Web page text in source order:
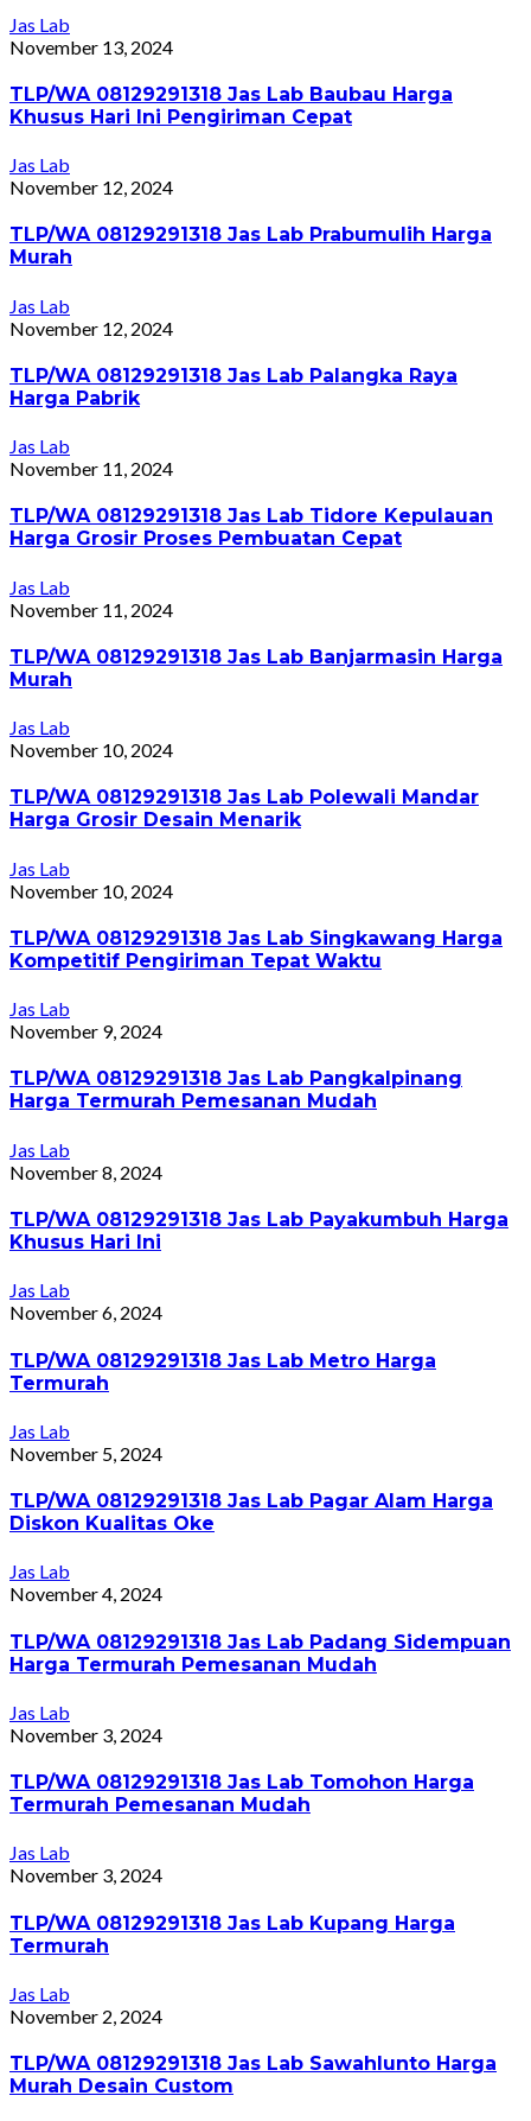
Jas Lab
November 13, 2024
TLP/WA 08129291318 Jas Lab Baubau Harga
Khusus Hari Ini Pengiriman Cepat
Jas Lab
November 12, 2024
TLP/WA 08129291318 Jas Lab Prabumulih Harga
Murah
Jas Lab
November 12, 2024
TLP/WA 08129291318 Jas Lab Palangka Raya
Harga Pabrik
Jas Lab
November 11, 2024
TLP/WA 08129291318 Jas Lab Tidore Kepulauan
Harga Grosir Proses Pembuatan Cepat
Jas Lab
November 11, 2024
TLP/WA 08129291318 Jas Lab Banjarmasin Harga
Murah
Jas Lab
November 10, 2024
TLP/WA 08129291318 Jas Lab Polewali Mandar
Harga Grosir Desain Menarik
Jas Lab
November 10, 2024
TLP/WA 08129291318 Jas Lab Singkawang Harga
Kompetitif Pengiriman Tepat Waktu
Jas Lab
November 9, 2024
TLP/WA 08129291318 Jas Lab Pangkalpinang
Harga Termurah Pemesanan Mudah
Jas Lab
November 8, 2024
TLP/WA 08129291318 Jas Lab Payakumbuh Harga
Khusus Hari Ini
Jas Lab
November 6, 2024
TLP/WA 08129291318 Jas Lab Metro Harga
Termurah
Jas Lab
November 5, 2024
TLP/WA 08129291318 Jas Lab Pagar Alam Harga
Diskon Kualitas Oke
Jas Lab
November 4, 2024
TLP/WA 08129291318 Jas Lab Padang Sidempuan
Harga Termurah Pemesanan Mudah
Jas Lab
November 3, 2024
TLP/WA 08129291318 Jas Lab Tomohon Harga
Termurah Pemesanan Mudah
Jas Lab
November 3, 2024
TLP/WA 08129291318 Jas Lab Kupang Harga
Termurah
Jas Lab
November 2, 2024
TLP/WA 08129291318 Jas Lab Sawahlunto Harga
Murah Desain Custom